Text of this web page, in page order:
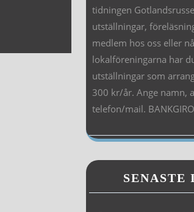
tidningen
utställningar,
medlem hos oss eller
lokalföreningarna har
utställningar som
300 kr/år. Ange namn,
telefon/mail.
SENASTE